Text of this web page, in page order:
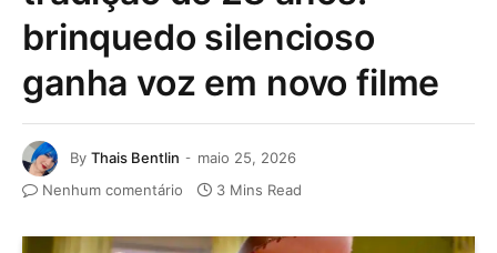
brinquedo silencioso
ganha voz em novo filme
By Thais Bentlin
maio 25, 2026
Nenhum comentário
3 Mins Read